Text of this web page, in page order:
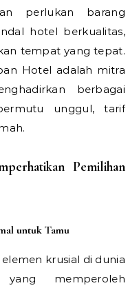
perlukan barang
hotel berkualitas,
tempat yang tepat.
Hotel adalah mitra
berbagai
unggul, tarif
Pemilihan
untuk Tamu
krusial di dunia
yang memperoleh